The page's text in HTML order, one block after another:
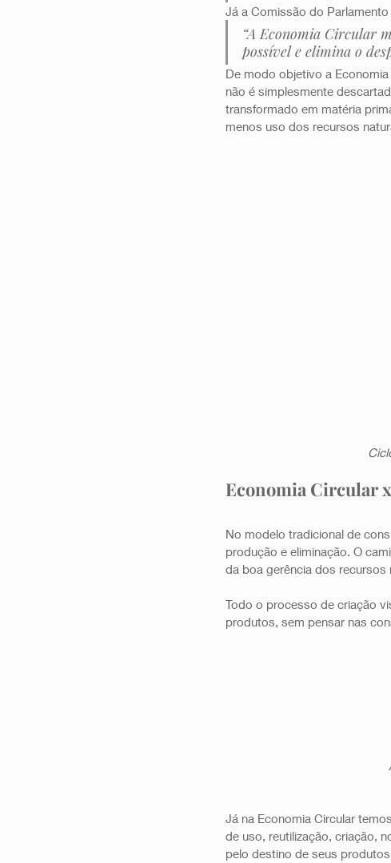
Já a Comissão do
“A Economia Circular
possível e elimina o
De modo objetivo a
não é simplesmente
transformado em matéria
menos uso dos recursos
Economia Circular
No modelo tradicional de
produção e eliminação. O
da boa gerência dos recursos
Todo o processo de criação
produtos, sem pensar nas
Já na Economia Circular
de uso, reutilização, criação,
pelo destino de seus